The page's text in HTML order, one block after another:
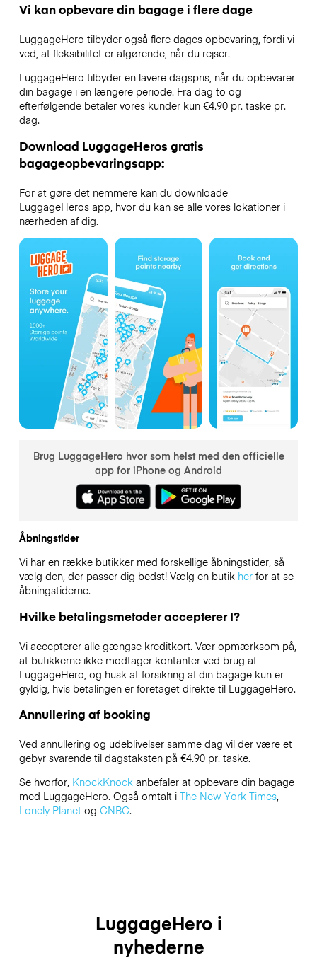
Vi kan opbevare din bagage i flere dage
LuggageHero tilbyder også flere dages opbevaring, fordi vi
ved, at fleksibilitet er afgørende, når du rejser.
LuggageHero tilbyder en lavere dagspris, når du opbevarer
din bagage i en længere periode. Fra dag to og
efterfølgende betaler vores kunder kun €4.90 pr. taske pr.
dag.
Download LuggageHeros gratis
bagageopbevaringsapp:
For at gøre det nemmere kan du downloade
LuggageHeros app, hvor du kan se alle vores lokationer i
nærheden af dig.
Brug LuggageHero hvor som helst med den officielle
app for iPhone og Android
Åbningstider
Vi har en række butikker med forskellige åbningstider, så
vælg den, der passer dig bedst! Vælg en butik herfor at se
åbningstiderne.
Hvilke betalingsmetoder accepterer I?
Vi accepterer alle gængse kreditkort. Vær opmærksom på,
at butikkerne ikke modtager kontanter ved brug af
LuggageHero, og husk at forsikring af din bagage kun er
gyldig, hvis betalingen er foretaget direkte til LuggageHero.
Annullering af booking
Ved annullering og udeblivelser samme dag vil der være et
gebyr svarende til dagstaksten på €4.90 pr. taske.
Se hvorfor, KnockKnockanbefaler at opbevare din bagage
med LuggageHero. Også omtalt i The New York Times,
Lonely Planetog CNBC.
LuggageHero i
nyhederne